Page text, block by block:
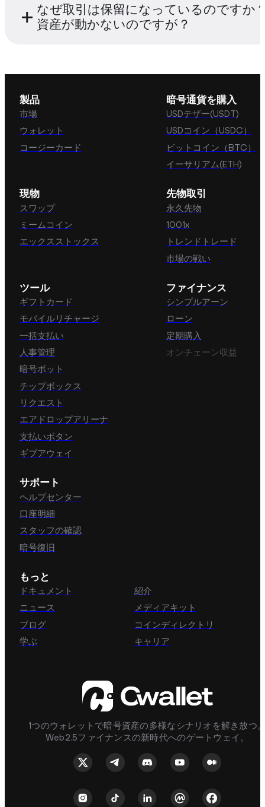
ようにするために、ブロックチェーン手数料
要があります。Cwalletでは、追加料金は発生
あなたの資産はアプリ上ではなく、ブロック
ネットワークそのものにあります。Cwalletア
なぜ取引は保留になっているのですか
資産が動かないのですが？
者(またはバリデータ) に支払われます。通常
はガス代が最も高い取引を優先的に承認しよ
で、ガス代が安い取引は処理に時間がかかり
の取引からなるプールでは、極端に低いガス
はマイナーが処理したがらないため、一度も
れないことになり、取引が「保留状態」にな
1つのウォレットで暗号資産の多様なシナリオを解き放つ
Web2.5ファイナンスの新時代へのゲートウェイ。
製品
市場
ウォレット
コージーカード
暗号通貨を購入
USDテザー(USDT)
USDコイン（USDC）
ビットコイン（BTC）
イーサリアム(ETH)
現物
スワップ
ミームコイン
エックスストックス
先物取引
永久先物
1001x
トレンドトレード
市場の戦い
ツール
ギフトカード
モバイルリチャージ
一括支払い
人事管理
暗号ボット
チップボックス
リクエスト
エアドロップアリーナ
支払いボタン
ギブアウェイ
ファイナンス
シンプルアーン
ローン
定期購入
オンチェーン収益
サポート
ヘルプセンター
口座明細
スタッフの確認
暗号復旧
もっと
ドキュメント
ニュース
ブログ
学ぶ
紹介
メディアキット
コインディレクトリ
キャリア